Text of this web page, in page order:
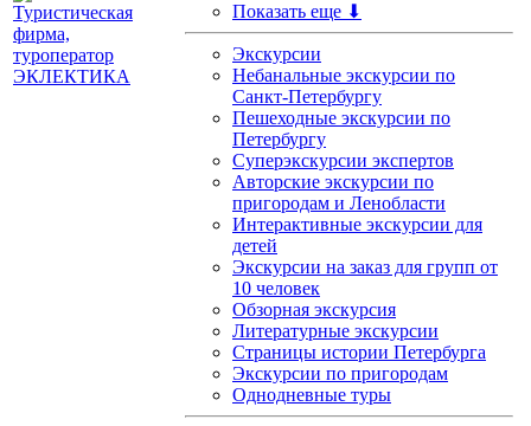
Показать еще ⬇
Экскурсии
Небанальные экскурсии по
Санкт-Петербургу
Пешеходные экскурсии по
Петербургу
Суперэкскурсии экспертов
Авторские экскурсии по
пригородам и Ленобласти
Интерактивные экскурсии для
детей
Экскурсии на заказ для групп от
10 человек
Обзорная экскурсия
Литературные экскурсии
Страницы истории Петербурга
Экскурсии по пригородам
Однодневные туры